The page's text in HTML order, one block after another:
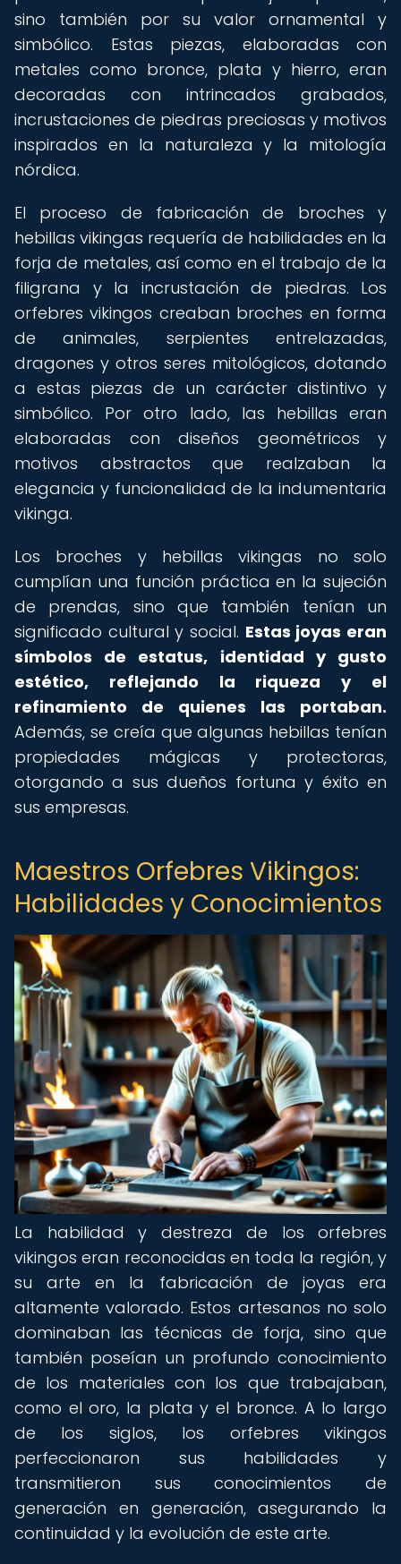
sino también por su valor ornamental y
simbólico. Estas piezas, elaboradas con
metales como bronce, plata y hierro, eran
decoradas con intrincados grabados,
incrustaciones de piedras preciosas y motivos
inspirados en la naturaleza y la mitología
nórdica.
El proceso de fabricación de broches y
hebillas vikingas requería de habilidades en la
forja de metales, así como en el trabajo de la
filigrana y la incrustación de piedras. Los
orfebres vikingos creaban broches en forma
de animales, serpientes entrelazadas,
dragones y otros seres mitológicos, dotando
a estas piezas de un carácter distintivo y
simbólico. Por otro lado, las hebillas eran
elaboradas con diseños geométricos y
motivos abstractos que realzaban la
elegancia y funcionalidad de la indumentaria
vikinga.
Los broches y hebillas vikingas no solo
cumplían una función práctica en la sujeción
de prendas, sino que también tenían un
significado cultural y social. Estas joyas eran
símbolos de estatus, identidad y gusto
estético, reflejando la riqueza y el
refinamiento de quienes las portaban.
Además, se creía que algunas hebillas tenían
propiedades mágicas y protectoras,
otorgando a sus dueños fortuna y éxito en
sus empresas.
Maestros Orfebres Vikingos:
Habilidades y Conocimientos
La habilidad y destreza de los orfebres
vikingos eran reconocidas en toda la región, y
su arte en la fabricación de joyas era
altamente valorado. Estos artesanos no solo
dominaban las técnicas de forja, sino que
también poseían un profundo conocimiento
de los materiales con los que trabajaban,
como el oro, la plata y el bronce. A lo largo
de los siglos, los orfebres vikingos
perfeccionaron sus habilidades y
transmitieron sus conocimientos de
generación en generación, asegurando la
continuidad y la evolución de este arte.